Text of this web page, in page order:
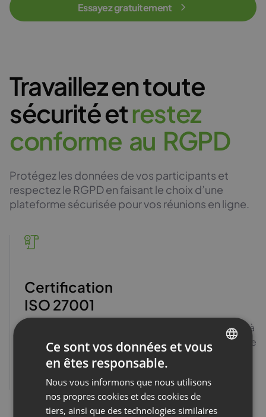
Essayez gratuitement
Travaillez en toute
sécurité etrestez
conforme au RGPD
Protégez les données de vos participants et
respectez le RGPD en faisant le choix d’une
plateforme sécurisée pour vos réunions en ligne.
Certification
ISO 27001
Les données collectées sont protégées et soumises à
des audits de sécurité réguliers, comme l’atteste notre
certification ISO.
Voir le certificat
FRENCH
GERMAN
Ce sont vos données et vous
en êtes responsable.
Nous vous informons que nous utilisons
nos propres cookies et des cookies de
tiers, ainsi que des technologies similaires